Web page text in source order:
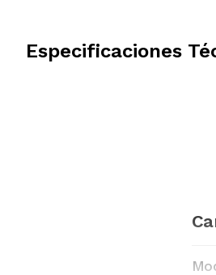
Especificaciones